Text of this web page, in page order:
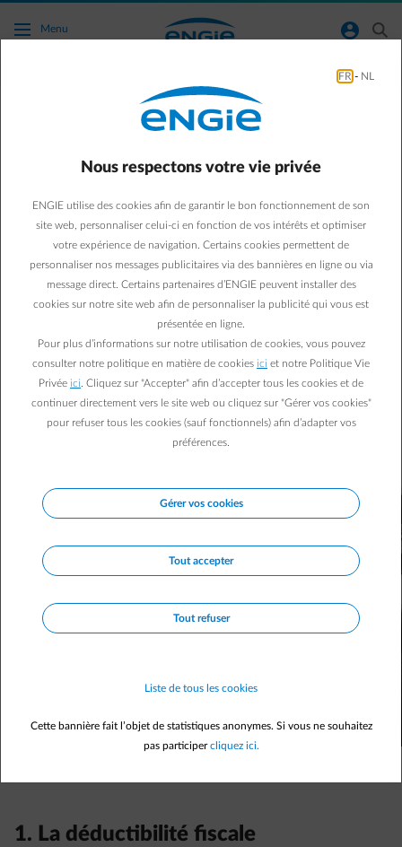
Accéder au contenu principal
Menu normal-account-circle search
mobilite
Voiture électrique : quels
sont les avantages
financiers à la clé ?
user
Eva
1 min
Incontournable sur nos routes, la voiture électrique est de
Certes, son prix d’achat peut être plus élevé que celui d’un
véhicule thermique, mais c’est sans compter sur les
1. La déductibilité fiscale
FR - NL
Nous respectons votre vie privée
ENGIE utilise des cookies afin de garantir le bon fonctionnement de son
site web, personnaliser celui-ci en fonction de vos intérêts et optimiser
votre expérience de navigation. Certains cookies permettent de
personnaliser nos messages publicitaires via des bannières en ligne ou via
message direct. Certains partenaires d’ENGIE peuvent installer des
cookies sur notre site web afin de personnaliser la publicité qui vous est
présentée en ligne.
Pour plus d’informations sur notre utilisation de cookies, vous pouvez
consulter notre politique en matière de cookies ici et notre Politique Vie
Privée ici . Cliquez sur "Accepter" afin d’accepter tous les cookies et de
continuer directement vers le site web ou cliquez sur "Gérer vos cookies"
pour refuser tous les cookies (sauf fonctionnels) afin d’adapter vos
préférences.
Gérer vos cookies
Tout accepter
Tout refuser
Liste de tous les cookies
Cette bannière fait l’objet de statistiques anonymes. Si vous ne souhaitez
pas participercliquez ici.